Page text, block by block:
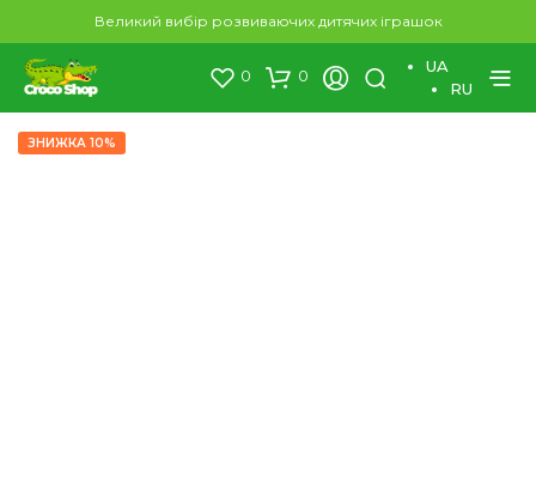
Великий вибір розвиваючих дитячих іграшок
0 0
UA
RU
ЗНИЖКА 10%